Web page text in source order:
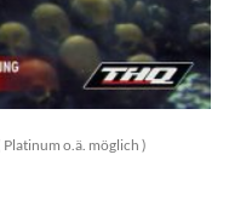
o.ä. möglich )